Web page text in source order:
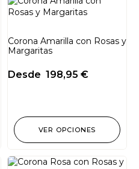
Corona Amarilla con Rosas y
Margaritas
Desde 198,95 €
VER OPCIONES